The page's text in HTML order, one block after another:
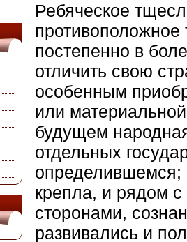
Ребяческое
постепенно в
отличить свою
особенным
или
будущем
отдельных
определившемся;
крепла, и рядом
сторонами,
развивались и